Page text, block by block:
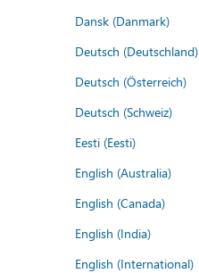
Dansk (Danmark)
Deutsch (Deutschland)
Deutsch (Österreich)
Deutsch (Schweiz)
Eesti (Eesti)
English (Australia)
English (Canada)
English (India)
English (International)